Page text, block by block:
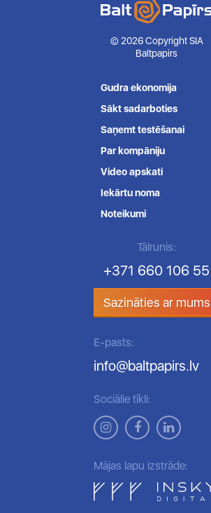
© 2026 Copyright SIA
Baltpapirs
Gudra ekonomija
Sākt sadarboties
Saņemt testēšanai
Par kompāniju
Video apskati
Iekārtu noma
Noteikumi
Tālrunis:
+371 660 106 55
Sazināties ar mums
E-pasts:
info@baltpapirs.lv
Sociālie tīkli:
Mājas lapu izstrāde: